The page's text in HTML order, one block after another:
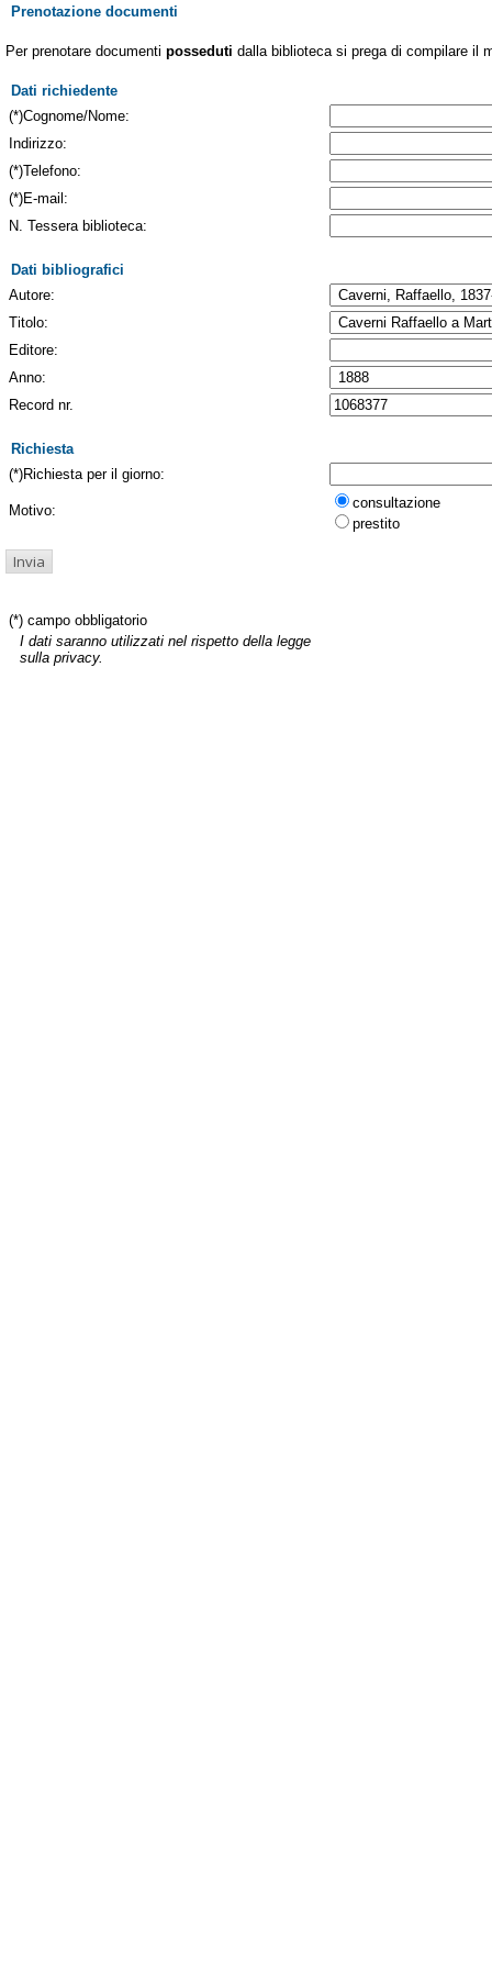
Prenotazione documenti
Per prenotare documenti posseduti dalla biblioteca si prega di compilare il
Dati richiedente
(*)Cognome/Nome:
Indirizzo:
(*)Telefono:
(*)E-mail:
N. Tessera biblioteca:
Dati bibliografici
Autore:
Titolo:
Editore:
Anno:
Record nr.
Richiesta
(*)Richiesta per il giorno:
Motivo:
consultazione
prestito
(*) campo obbligatorio
I dati saranno utilizzati nel rispetto della legge
sulla privacy.